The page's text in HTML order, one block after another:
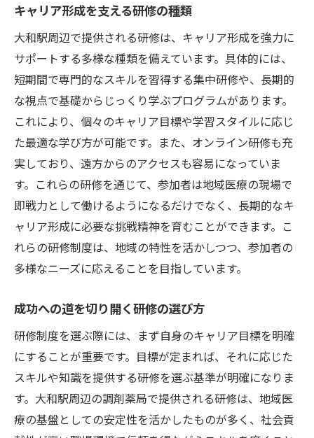
キャリア形成を支える研修の種類
大和駅周辺で提供される研修は、キャリア形成を強力に
サポートする多様な種類を備えています。具体的には、
短期間で専門的なスキルを習得する集中研修や、長期的
な視点で基礎からじっくり学ぶプログラムがあります。
これにより、個々のキャリア目標や学習スタイルに応じ
た最適な学び方が可能です。また、オンライン研修も充
実しており、遠方からのアクセスも容易になっていま
す。これらの研修を通じて、参加者は地域医療の現場で
即戦力として働けるようになるだけでなく、長期的なキ
ャリア形成に必要な挑戦精神を育むことができます。こ
れらの研修制度は、地域の特性を活かしつつ、参加者の
多様なニーズに応えることを目指しています。
成功への道を切り開く研修の選び方
研修制度を選ぶ際には、まず自身のキャリア目標を明確
にすることが重要です。目標が定まれば、それに応じた
スキルや知識を提供する研修を選ぶ基準が明確になりま
す。大和駅周辺の調剤薬局で提供される研修は、地域医
療の基盤としての安定性を活かしたものが多く、社会貢